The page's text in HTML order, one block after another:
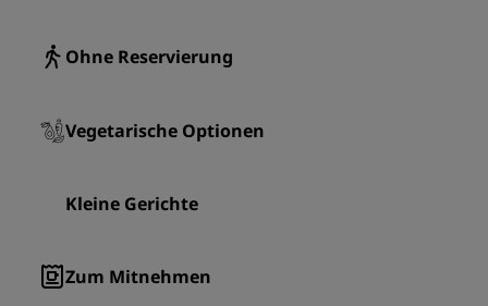
Ohne Reservierung
Vegetarische Optionen
Kleine Gerichte
Zum Mitnehmen